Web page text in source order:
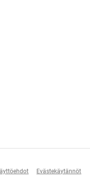
Evästekäytännöt